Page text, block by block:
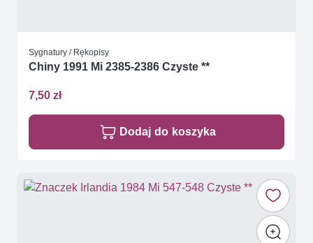
Sygnatury / Rękopisy
Chiny 1991 Mi 2385-2386 Czyste **
7,50 zł
Dodaj do koszyka